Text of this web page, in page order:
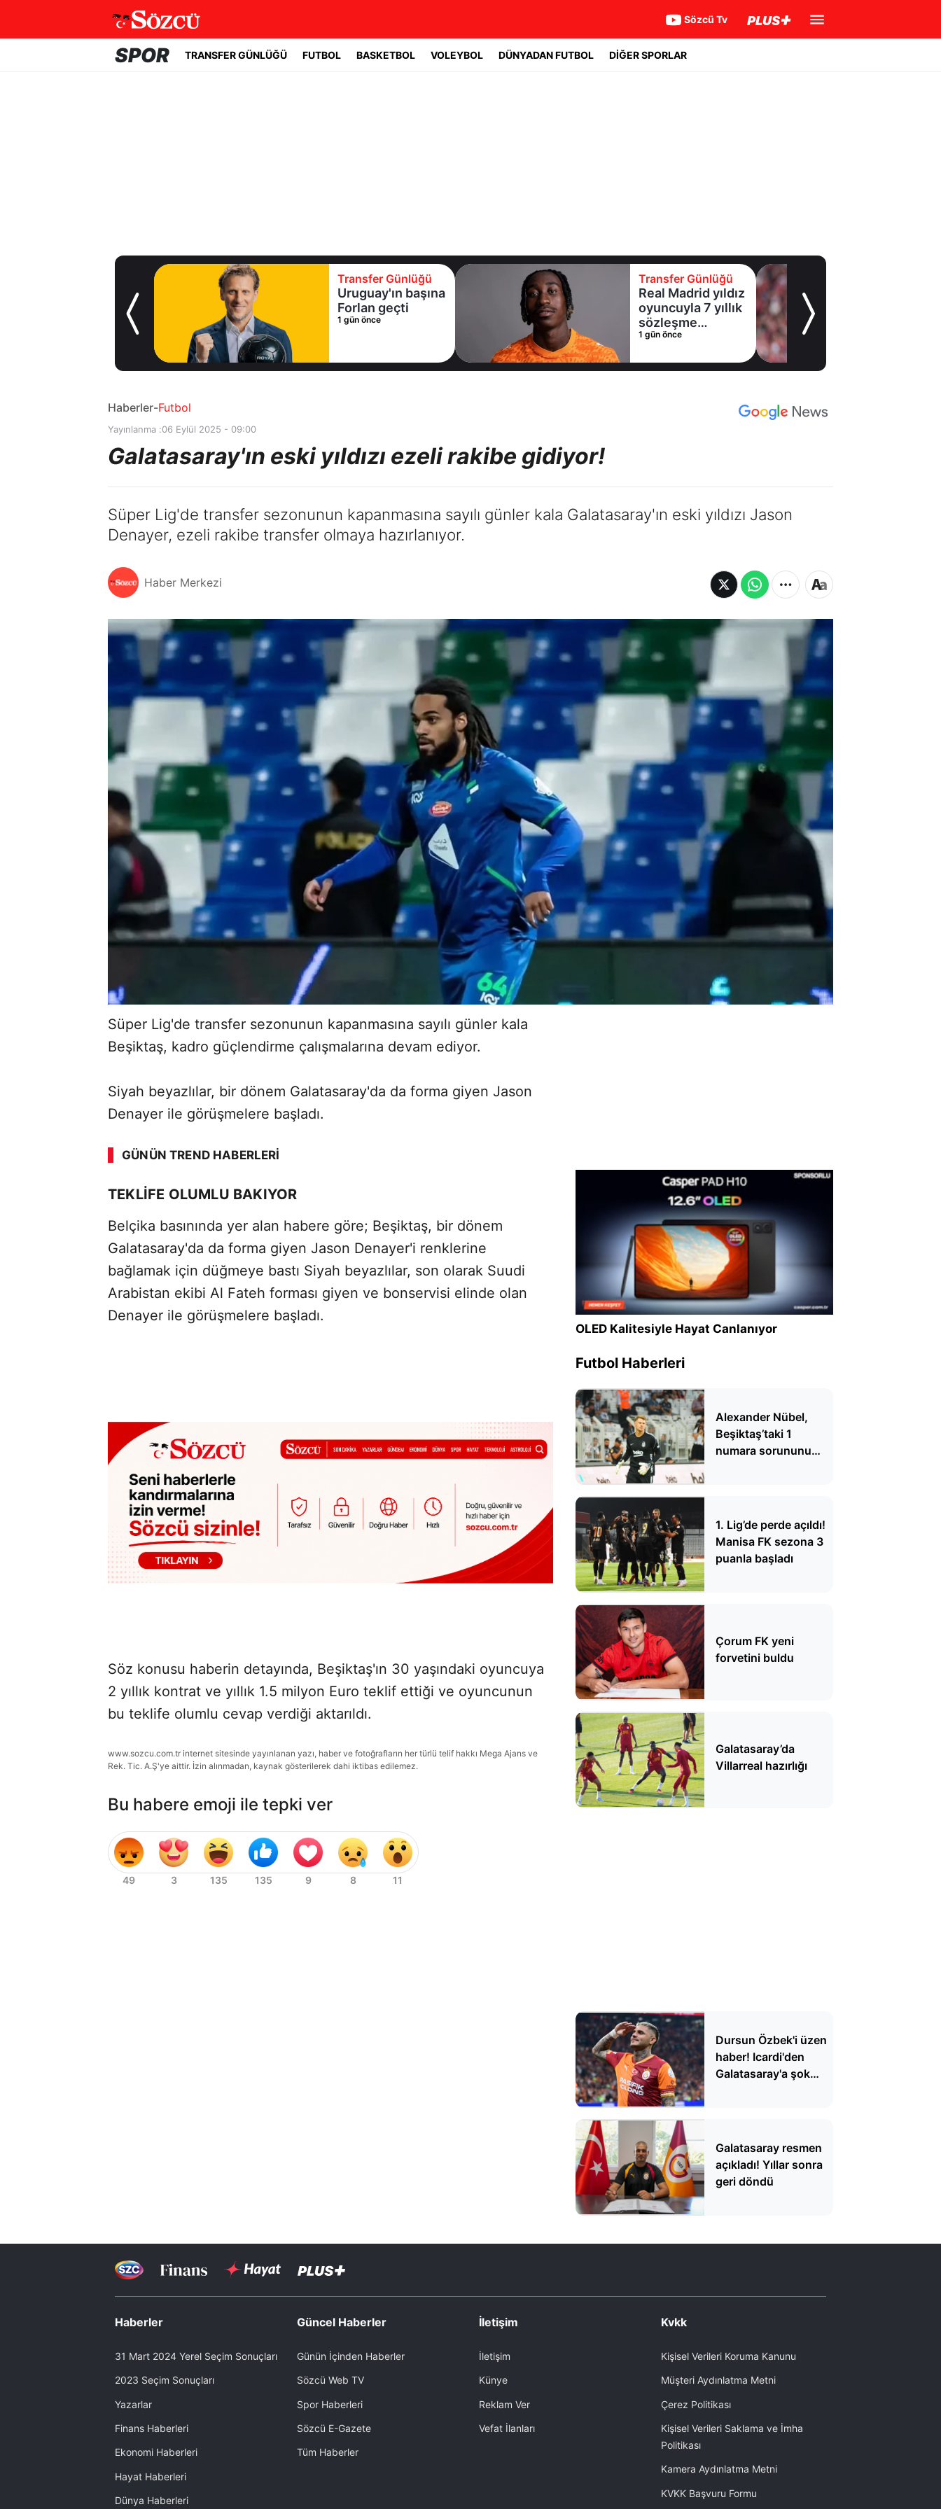
Sözcü Tv
SPOR TRANSFER GÜNLÜĞÜ FUTBOL BASKETBOL VOLEYBOL DÜNYADAN FUTBOL DİĞER SPORLAR
Geleceği tartışma
konusuydu! Real
Transfer Günlüğü
Uruguay'ın başına
Forlan geçti
1 gün önce
Transfer Günlüğü
Real Madrid yıldız
oyuncuyla 7 yıllık
sözleşme
imzaladı
1 gün önce
Haberler-Futbol
Yayınlanma :06 Eylül 2025 - 09:00
Galatasaray'ın eski yıldızı ezeli rakibe gidiyor!
Süper Lig'de transfer sezonunun kapanmasına sayılı günler kala Galatasaray'ın eski yıldızı Jason
Denayer, ezeli rakibe transfer olmaya hazırlanıyor.
Haber Merkezi
Süper Lig'de transfer sezonunun kapanmasına sayılı günler kala
Beşiktaş, kadro güçlendirme çalışmalarına devam ediyor.
Siyah beyazlılar, bir dönem Galatasaray'da da forma giyen Jason
Denayer ile görüşmelere başladı.
GÜNÜN TREND HABERLERI
TEKLİFE OLUMLU BAKIYOR
Belçika basınında yer alan habere göre; Beşiktaş, bir dönem
Galatasaray'da da forma giyen Jason Denayer'i renklerine
bağlamak için düğmeye bastı Siyah beyazlılar, son olarak Suudi
Arabistan ekibi Al Fateh forması giyen ve bonservisi elinde olan
Denayer ile görüşmelere başladı.
Söz konusu haberin detayında, Beşiktaş'ın 30 yaşındaki oyuncuya
2 yıllık kontrat ve yıllık 1.5 milyon Euro teklif ettiği ve oyuncunun
bu teklife olumlu cevap verdiği aktarıldı.
www.sozcu.com.tr internet sitesinde yayınlanan yazı, haber ve fotoğrafların her türlü telif hakkı Mega Ajans ve
Rek. Tic. A.Ş'ye aittir. İzin alınmadan, kaynak gösterilerek dahi iktibas edilemez.
Bu habere emoji ile tepki ver
OLED Kalitesiyle Hayat Canlanıyor
Futbol Haberleri
Alexander Nübel,
Beşiktaş’taki 1
numara sorununu
teknolojisi
1. Lig’de perde açıldı!
Manisa FK sezona 3
puanla başladı
Çorum FK yeni
forvetini buldu
Galatasaray’da
Villarreal hazırlığı
Dursun Özbek'i üzen
haber! Icardi'den
Galatasaray'a şok
Galatasaray resmen
açıkladı! Yıllar sonra
geri döndü
Haberler
31 Mart 2024 Yerel Seçim Sonuçları
2023 Seçim Sonuçları
Yazarlar
Finans Haberleri
Ekonomi Haberleri
Hayat Haberleri
Dünya Haberleri
Güncel Haberler
Günün İçinden Haberler
Sözcü Web TV
Spor Haberleri
Sözcü E-Gazete
Tüm Haberler
İletişim
İletişim
Künye
Reklam Ver
Vefat İlanları
Kvkk
Kişisel Verileri Koruma Kanunu
Müşteri Aydınlatma Metni
Çerez Politikası
Kişisel Verileri Saklama ve İmha
Politikası
Kamera Aydınlatma Metni
KVKK Başvuru Formu